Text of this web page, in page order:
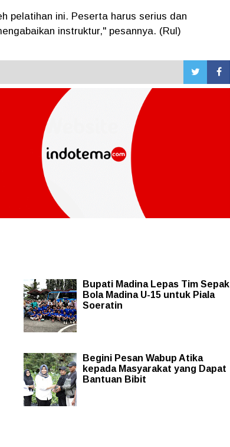
pelatihan ini. Peserta harus serius dan
instruktur," pesannya. (Rul)
Bupati Madina Lepas Tim Sepak
Bola Madina U-15 untuk Piala
Soeratin
Begini Pesan Wabup Atika
kepada Masyarakat yang Dapat
Bantuan Bibit